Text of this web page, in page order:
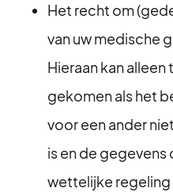
Het recht om
van uw medische
Hieraan kan
gekomen als het
voor een ander
is en de gegevens
wettelijke